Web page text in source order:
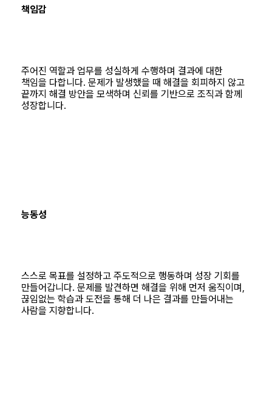
책임감
주어진 역할과 업무를 성실하게 수행하며 결과에 대한
책임을 다합니다. 문제가 발생했을 때 해결을 회피하지 않고
끝까지 해결 방안을 모색하며 신뢰를 기반으로 조직과 함께
성장합니다.
능동성
스스로 목표를 설정하고 주도적으로 행동하며 성장 기회를
만들어갑니다. 문제를 발견하면 해결을 위해 먼저 움직이며,
끊임없는 학습과 도전을 통해 더 나은 결과를 만들어내는
사람을 지향합니다.